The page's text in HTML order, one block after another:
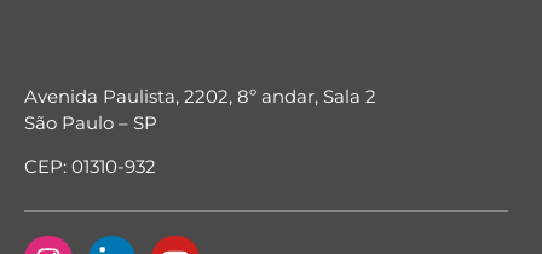
Avenida Paulista, 2202, 8º andar, Sala 2
São Paulo – SP
CEP: 01310-932